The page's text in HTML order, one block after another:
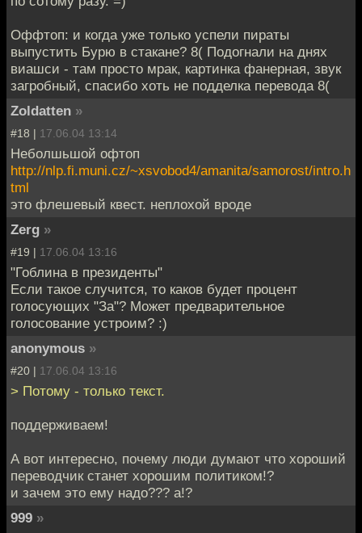
Оффтоп: и когда уже только успели пираты
выпустить Бурю в стакане? 8( Подогнали на днях
виашси - там просто мрак, картинка фанерная, звук
загробный, спасибо хоть не подделка перевода 8(
Zoldatten »
#18 | 17.06.04 13:14
Неболшьшой офтоп
http://nlp.fi.muni.cz/~xsvobod4/amanita/samorost/intro.h
tml
это флешевый квест. неплохой вроде
Zerg »
#19 | 17.06.04 13:16
"Гоблина в президенты"
Если такое случится, то каков будет процент
голосующих "За"? Может предварительное
голосование устроим? :)
anonymous »
#20 | 17.06.04 13:16
> Потому - только текст.
поддерживаем!
А вот интересно, почему люди думают что хороший
переводчик станет хорошим политиком!?
и зачем это ему надо??? а!?
999 »